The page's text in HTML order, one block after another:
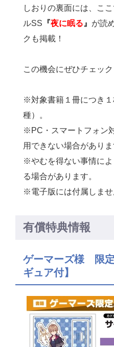
しおりの裏面には、こ
ルSS 『夜に眠る 』 が読
クも掲載！
この機会にぜひチェック
※対象書籍１冊につき１
種）。
※PC・スマートフォン
用できない場合がありま
※やむを得ない事情に
る場合があります。
※電子版には付属しませ
有償特典情報
ゲーマーズ様 限
ギュア付】